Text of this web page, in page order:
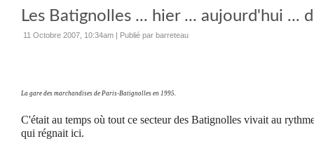
Les Batignolles ... hier ... aujourd'hui ...
11 Octobre 2007, 10:34am | Publié par barreteau
La gare des marchandises de Paris-Batignolles en 1995.
C'était au temps où tout ce secteur des Batignolles vivait au
qui régnait ici.